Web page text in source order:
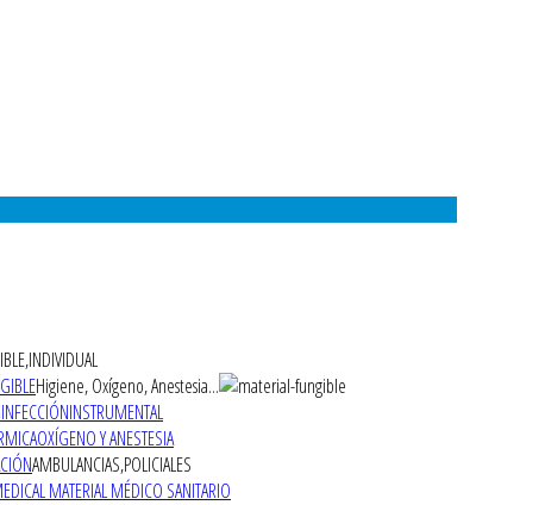
Higiene, Oxígeno, Anestesia...
INSTRUMENTAL
OXÍGENO Y ANESTESIA
AMBULANCIAS,POLICIALES
MATERIAL MÉDICO SANITARIO